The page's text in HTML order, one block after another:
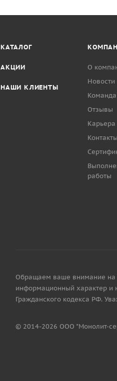
КАТАЛОГ
АКЦИИ
НАШИ КЛИЕНТЫ
О
Новости
Команда
Отзывы
Карьера
Контакты
работы
Обращаем ваше внимание на
информационный характер и
Гражданского кодекса РФ.
© 2014-2026 ООО "Монолит-